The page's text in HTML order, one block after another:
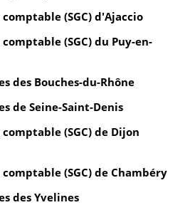
(SGC) d'Ajaccio
(SGC) du Puy-en-
des Bouches-du-Rhône
de Seine-Saint-Denis
(SGC) de Dijon
(SGC) de Chambéry
des Yvelines